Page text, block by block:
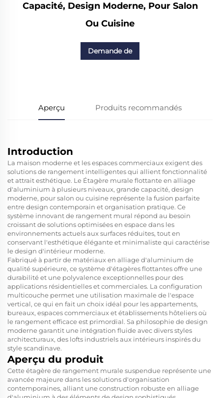
Capacité, Design Moderne, Pour Salon
Ou Cuisine
Demande de
Aperçu Produits recommandés
Introduction
La maison moderne et les espaces commerciaux exigent des
solutions de rangement intelligentes qui allient fonctionnalité
et attrait esthétique. Le Étagère murale flottante en alliage
d'aluminium à plusieurs niveaux, grande capacité, design
moderne, pour salon ou cuisine représente la fusion parfaite
entre design contemporain et organisation pratique. Ce
système innovant de rangement mural répond au besoin
croissant de solutions optimisées en espace dans les
environnements actuels aux surfaces réduites, tout en
conservant l'esthétique élégante et minimaliste qui caractérise
le design d'intérieur moderne.
Fabriqué à partir de matériaux en alliage d'aluminium de
qualité supérieure, ce système d'étagères flottantes offre une
durabilité et une polyvalence exceptionnelles pour des
applications résidentielles et commerciales. La configuration
multicouche permet une utilisation maximale de l'espace
vertical, ce qui en fait un choix idéal pour les appartements,
bureaux, espaces commerciaux et établissements hôteliers où
le rangement efficace est primordial. Sa philosophie de design
moderne garantit une intégration fluide avec divers styles
architecturaux, des lofts industriels aux intérieurs inspirés du
style scandinave.
Aperçu du produit
Cette étagère de rangement murale suspendue représente une
avancée majeure dans les solutions d'organisation
contemporaines, alliant une construction robuste en alliage